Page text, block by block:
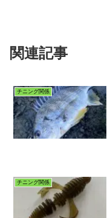
関連記事
チニング関係
チニング関係